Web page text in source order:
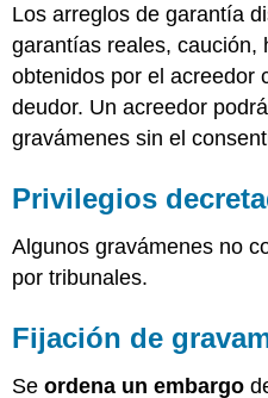
Visión
general
para
Obtención
de
Mecánico
de
gravámenes
Gravamen
Gravamen
Los arreglos de garantía
garantías reales,
obtenidos por el acreedor
deudor. Un acreedor
gravámenes sin el
Privilegios
Algunos gravámenes no
por tribunales.
Fijación de
Seordena un embargo